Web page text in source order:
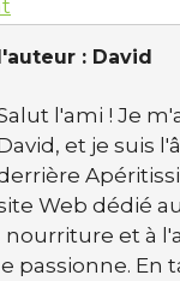
: David
l'ami ! Je
et je suis
Web dédié
nourriture et à
passionne. En